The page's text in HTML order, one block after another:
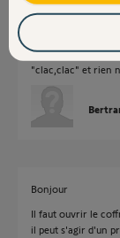
oui, lorsque
"clac,clac" et rien
Bonjour
Il faut ouvrir le
il peut s'agir d'un